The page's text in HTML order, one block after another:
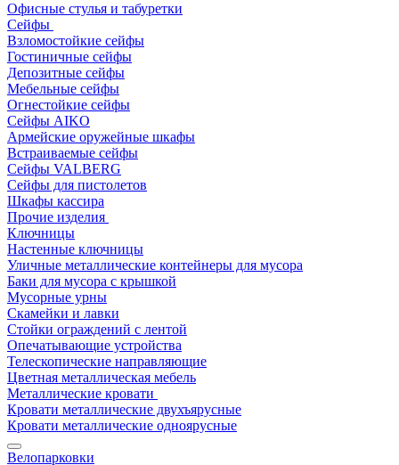
Офисные стулья и табуретки
Сейфы
Взломостойкие сейфы
Гостиничные сейфы
Депозитные сейфы
Мебельные сейфы
Огнестойкие сейфы
Сейфы AIKO
Армейские оружейные шкафы
Встраиваемые сейфы
Сейфы VALBERG
Сейфы для пистолетов
Шкафы кассира
Прочие изделия
Ключницы
Настенные ключницы
Уличные металлические контейнеры для мусора
Баки для мусора с крышкой
Мусорные урны
Скамейки и лавки
Стойки ограждений с лентой
Опечатывающие устройства
Телескопические направляющие
Цветная металлическая мебель
Металлические кровати
Кровати металлические двухъярусные
Кровати металлические одноярусные
Велопарковки